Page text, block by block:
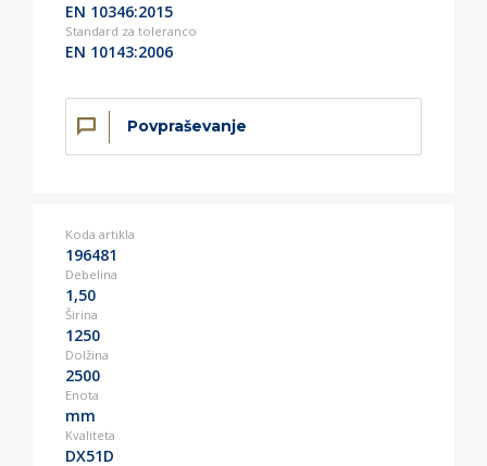
EN 10346:2015
Standard za toleranco
EN 10143:2006
Povpraševanje
Koda artikla
196481
Debelina
1,50
Širina
1250
Dolžina
2500
Enota
mm
Kvaliteta
DX51D